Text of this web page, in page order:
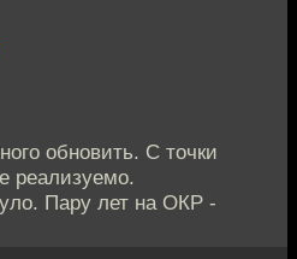
обновить. С точки
реализуемо.
Пару лет на ОКР -